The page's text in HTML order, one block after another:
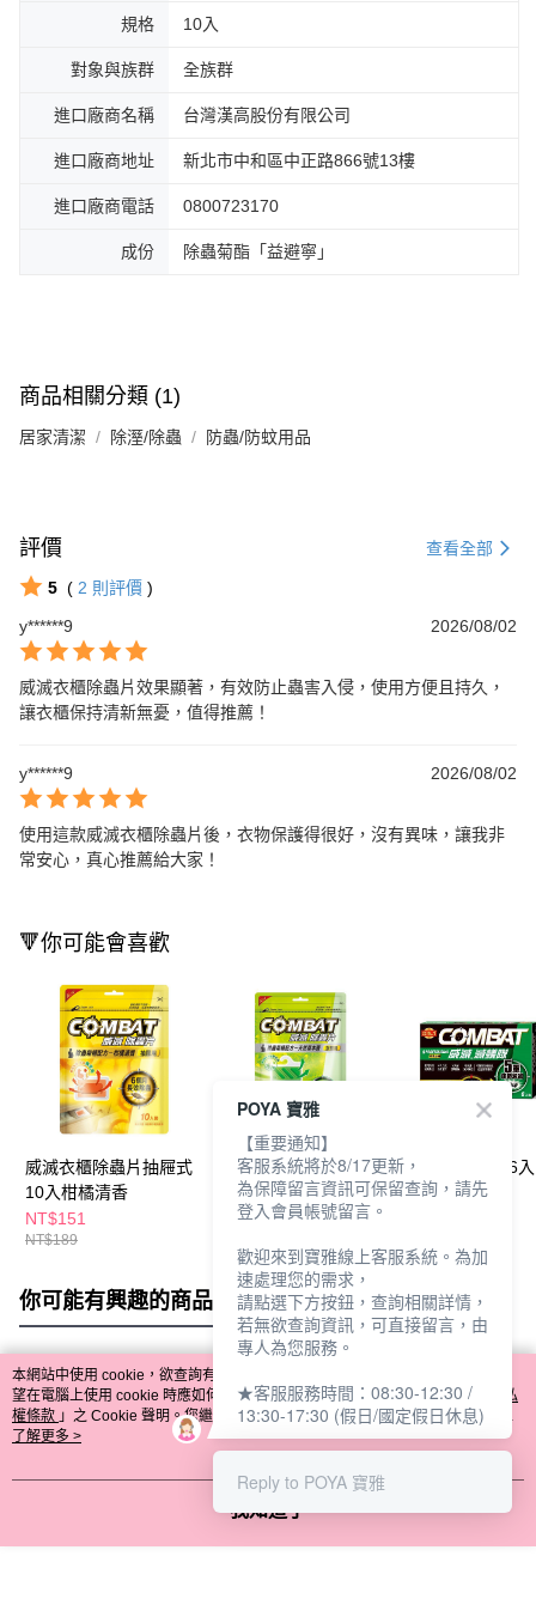
規格 10入
對象與族群 全族群
進口廠商名稱 台灣漢高股份有限公司
進口廠商地址 新北市中和區中正路866號13樓
進口廠商電話 0800723170
成份 除蟲菊酯「益避寧」
商品相關分類 (1)
居家清潔 除溼/除蟲 防蟲/防蚊用品
評價 查看全部
5 ( 2 則評價 )
y******9
2026/08/02
威滅衣櫃除蟲片效果顯著，有效防止蟲害入侵，使用方便且持久，
讓衣櫃保持清新無憂，值得推薦！
y******9 2026/08/02
使用這款威滅衣櫃除蟲片後，衣物保護得很好，沒有異味，讓我非
常安心，真心推薦給大家！
🔻你可能會喜歡
威滅衣櫃除蟲片抽屜式
10入柑橘清香
NT$151
NT$189
威滅衣櫃除蟲片吊掛式
2入-多款任選
NT$151
威滅5X滅蟻隊6入
你可能有興趣的商品 全站排行
熱門標籤
本網站中使用 cookie，欲查詢有關本網站使用 cookie 方式之詳情，及若您不希
望在電腦上使用 cookie 時應如何變更電腦的 cookie 設定，請參閱本網站「
隱私
權條款 」之 Cookie 聲明。您繼續使用本網站即表示您同意本公司得按本網站使
用條款之 Cookie 聲明使用 cookie。
了解更多 >
我知道了
POYA 寶雅
【重要通知】
客服系統將於8/17更新，
為保障留言資訊可保留查詢，請先
登入會員帳號留言。
歡迎來到寶雅線上客服系統。為加
速處理您的需求，
請點選下方按鈕，查詢相關詳情，
若無欲查詢資訊，可直接留言，由
專人為您服務。
★客服服務時間：08:30-12:30 /
13:30-17:30 (假日/國定假日休息)
Reply to POYA 寶雅